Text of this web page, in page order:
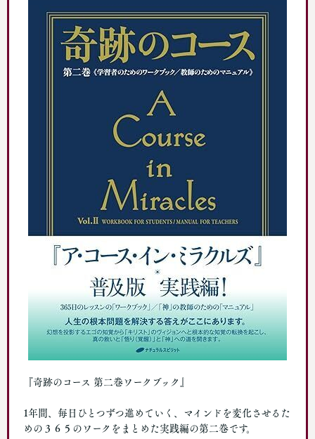
『奇跡のコース 第二巻ワークブック』
1年間、毎日ひとつずつ進めていく、マインドを変化させるた
めの３６５のワークをまとめた実践編の第二巻です。